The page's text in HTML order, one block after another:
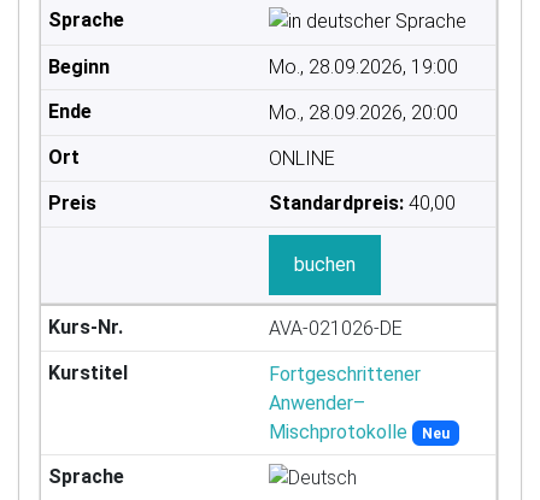
Mo., 28.09.2026, 19:00
Mo., 28.09.2026, 20:00
ONLINE
Standardpreis: 40,00
buchen
AVA-021026-DE
Fortgeschrittener
Anwender–
Mischprotokolle
Neu